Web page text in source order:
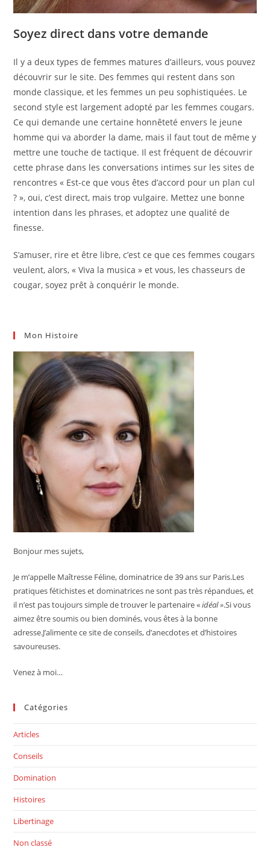
Soyez direct dans votre demande
Il y a deux types de femmes matures d’ailleurs, vous pouvez
découvrir sur le site. Des femmes qui restent dans son
monde classique, et les femmes un peu sophistiquées. Le
second style est largement adopté par les femmes cougars.
Ce qui demande une certaine honnêteté envers le jeune
homme qui va aborder la dame, mais il faut tout de même y
mettre une touche de tactique. Il est fréquent de découvrir
cette phrase dans les conversations intimes sur les sites de
rencontres « Est-ce que vous êtes d’accord pour un plan cul
? », oui, c’est direct, mais trop vulgaire. Mettez une bonne
intention dans les phrases, et adoptez une qualité de
finesse.
S’amuser, rire et être libre, c’est ce que ces femmes cougars
veulent, alors, « Viva la musica » et vous, les chasseurs de
cougar, soyez prêt à conquérir le monde.
Mon Histoire
Bonjour mes sujets,
Je m’appelle Maîtresse Féline, dominatrice de 39 ans sur Paris.Les
pratiques fétichistes et dominatrices ne sont pas très répandues, et
il n’est pas toujours simple de trouver le partenaire «idéal ».Si vous
aimez être soumis ou bien dominés, vous êtes à la bonne
adresse.J’alimente ce site de conseils, d’anecdotes et d’histoires
savoureuses.
Venez à moi…
Catégories
Articles
Conseils
Domination
Histoires
Libertinage
Non classé